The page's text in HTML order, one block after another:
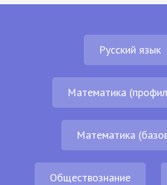
Русский язык
Математика
Математика
Обществознание